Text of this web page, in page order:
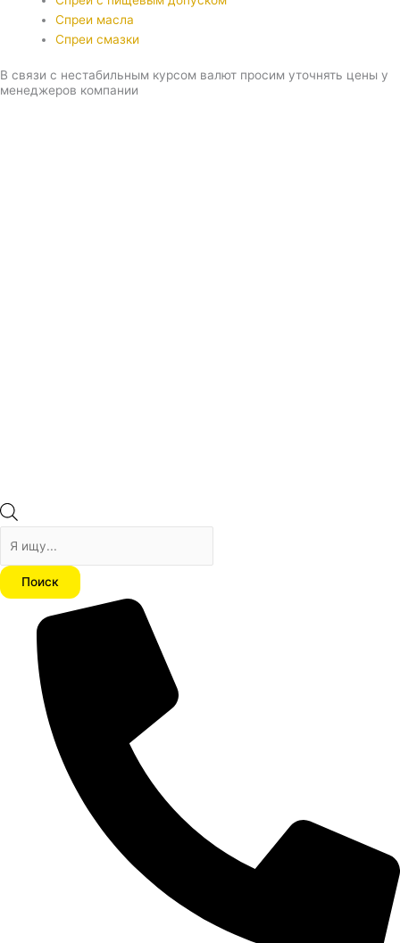
Спреи масла
Спреи смазки
В связи с нестабильным курсом валют просим уточнять цены у
менеджеров компании
Поиск